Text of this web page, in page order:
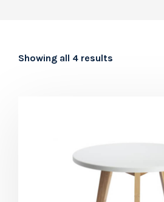
Showing all 4 results